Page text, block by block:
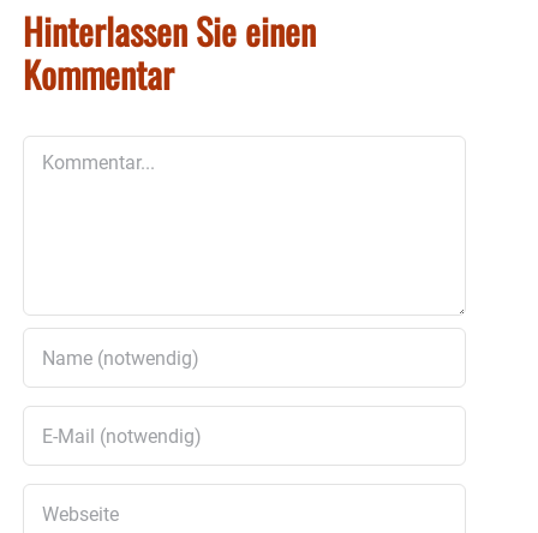
Hinterlassen Sie einen
Kommentar